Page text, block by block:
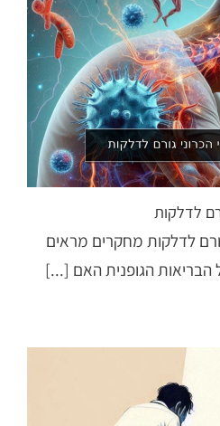
לדלקות
לדלקות מחקרים מראים
הגופנית האם [...]